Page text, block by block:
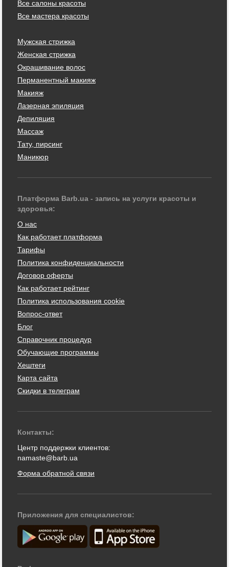
Все салоны красоты
Все мастера красоты
Мужская стрижка
Женская стрижка
Окрашивание волос
Перманентный макияж
Макияж
Лазерная эпиляция
Депиляция
Массаж
Тату, пирсинг
Маникюр
Платформа Barb.ua - запись на услуги красоты и
здоровья:
О нас
Как работает платформа
Тарифы
Политика конфиденциальности
Договор оферты
Как работает рейтинг
Политика использования cookie
Вопрос-ответ
Блог
Справочник процедур
Обучающие программы
Хештеги
Карта сайта
Скидки в телеграм
Контакты:
Центр поддержки клиентов:
namaste@barb.ua
Форма обратной связи
Приложения для специалистов: